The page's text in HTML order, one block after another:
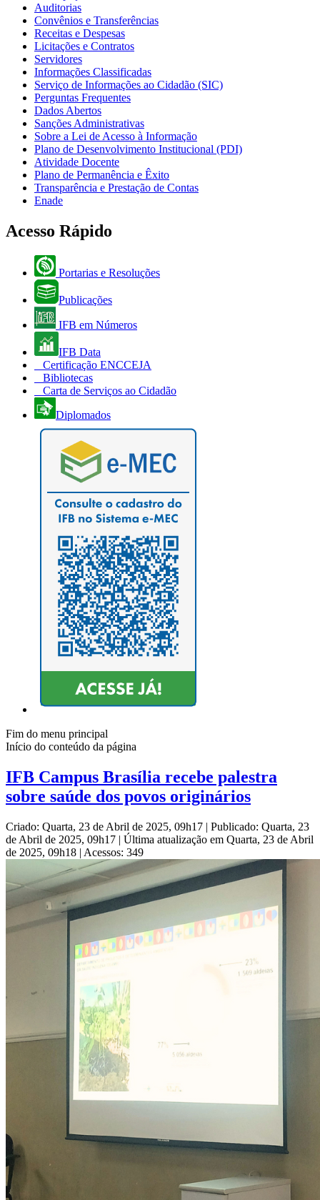
Auditorias
Convênios e Transferências
Receitas e Despesas
Licitações e Contratos
Servidores
Informações Classificadas
Serviço de Informações ao Cidadão (SIC)
Perguntas Frequentes
Dados Abertos
Sanções Administrativas
Sobre a Lei de Acesso à Informação
Plano de Desenvolvimento Institucional (PDI)
Atividade Docente
Plano de Permanência e Êxito
Transparência e Prestação de Contas
Enade
Acesso Rápido
Portarias e Resoluções
Publicações
IFB em Números
IFB Data
Certificação ENCCEJA
Bibliotecas
Carta de Serviços ao Cidadão
Diplomados
Fim do menu principal
Início do conteúdo da página
IFB Campus Brasília recebe palestra
sobre saúde dos povos originários
Criado: Quarta, 23 de Abril de 2025, 09h17 | Publicado: Quarta, 23
de Abril de 2025, 09h17 | Última atualização em Quarta, 23 de Abril
de 2025, 09h18 | Acessos: 349